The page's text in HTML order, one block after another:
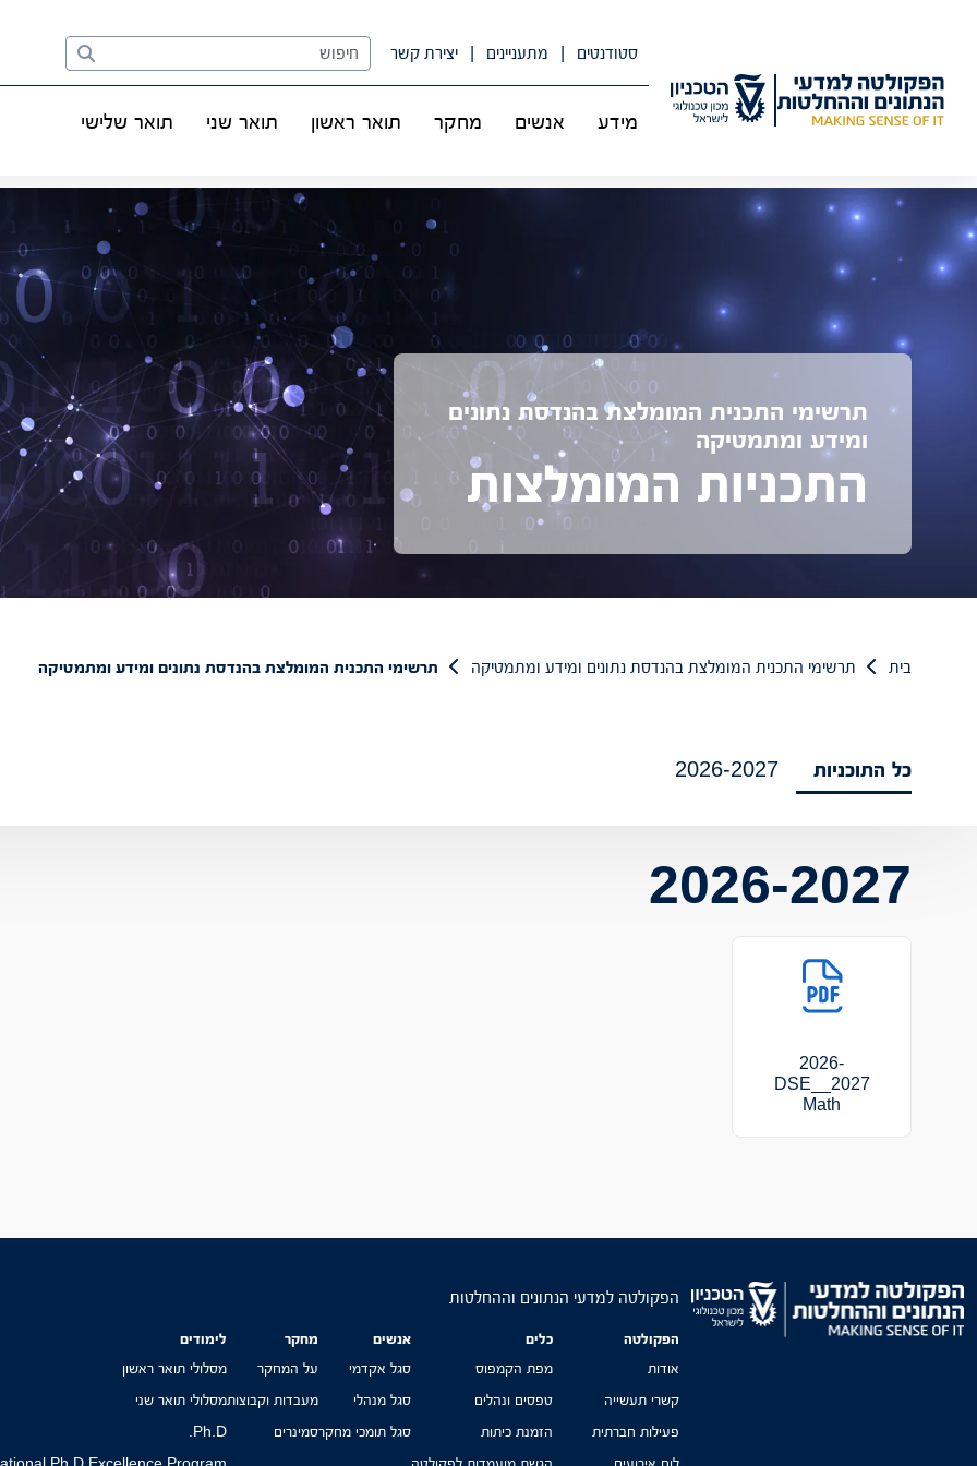
סטודנטים מתעניינים יצירת קשר Search
מידע אנשים מחקר תואר ראשון תואר שני תואר שלישי
תרשימי התכנית המומלצת בהנדסת נתונים
ומידע ומתמטיקה
התכניות המומלצות
בית תרשימי התכנית המומלצת בהנדסת נתונים ומידע ומתמטיקה תרשימי התכנית המומלצת בהנדסת נתונים ומידע ומתמטיקה
כל התוכניות 2026-2027
2026-2027
2026-
2027_DSE_
Math
הפקולטה למדעי הנתונים וההחלטות
הפקולטה
אודות
קשרי תעשייה
פעילות חברתית
כלים
מפת הקמפוס
טפסים ונהלים
הזמנת כיתות
אנשים
סגל אקדמי
סגל מנהלי
סגל תומכי מחקר
מחקר
על המחקר
מעבדות וקבוצות
סמינרים
לימודים
מסלולי תואר ראשון
מסלולי תואר שני
Ph.D.